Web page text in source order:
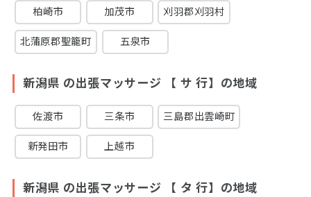
柏崎市 加茂市 刈羽郡刈羽村
北蒲原郡聖籠町 五泉市
新潟県 の出張マッサージ 【 サ 行】の地域
佐渡市 三条市 三島郡出雲崎町
新発田市 上越市
新潟県 の出張マッサージ 【 タ 行】の地域